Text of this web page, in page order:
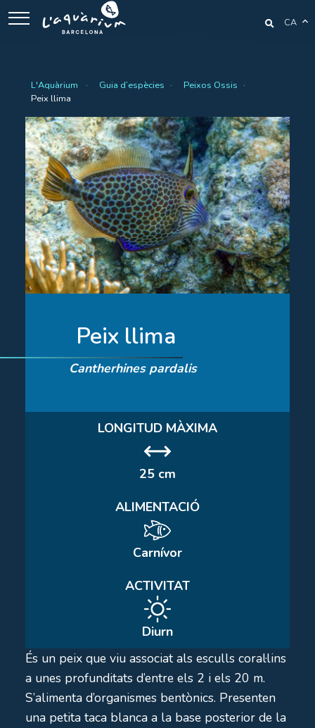
CA
L'Aquàrium Guia d’espècies
Peixos Ossis
Peix llima
Peix llima
Cantherhines pardalis
LONGITUD MÀXIMA
25 cm
ALIMENTACIÓ
Carnívor
ACTIVITAT
Diurn
És un peix que viu associat als esculls coral·lins
a unes profunditats d’entre els 2 i els 20 m.
S’alimenta d’organismes bentònics. Presenten
una petita taca blanca a la base posterior de la